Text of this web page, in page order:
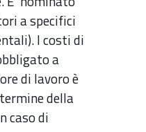
a specifici
I costi di
a
di lavoro è
della
caso di